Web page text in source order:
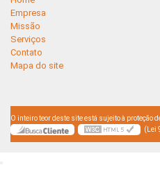
Empresa
Missão
Serviços
Contato
Mapa do site
O inteiro teor deste site está sujeito à proteção
(Lei